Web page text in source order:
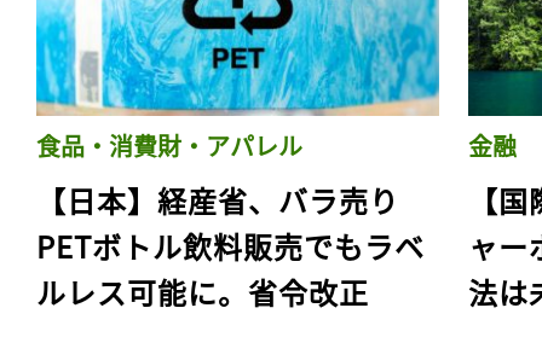
食品・消費財・アパレル
【日本】経産省、バラ売り
PETボトル飲料販売でもラベ
ルレス可能に。省令改正
金融
【
ャー
法は